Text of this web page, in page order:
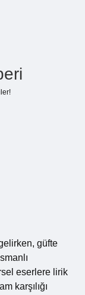
güfte
eserlere lirik
karşılığı